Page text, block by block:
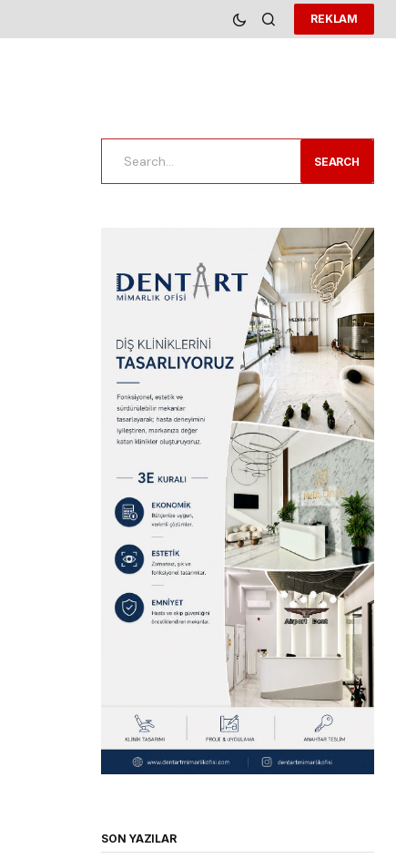
REKLAM
SEARCH
SON YAZILAR